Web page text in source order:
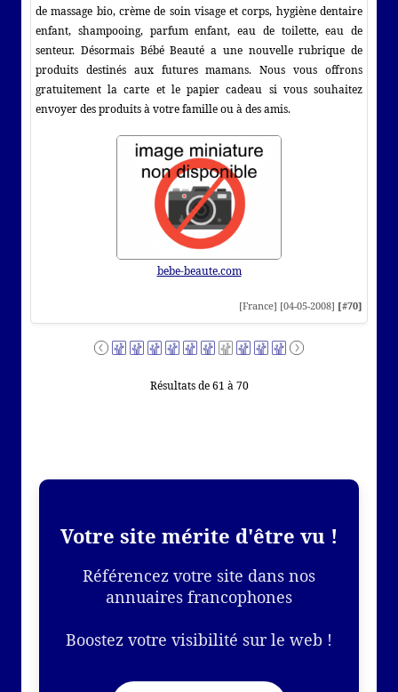
de massage bio, crème de soin visage et corps, hygiène dentaire
enfant, shampooing, parfum enfant, eau de toilette, eau de
senteur. Désormais Bébé Beauté a une nouvelle rubrique de
produits destinés aux futures mamans. Nous vous offrons
gratuitement la carte et le papier cadeau si vous souhaitez
envoyer des produits à votre famille ou à des amis.
bebe-beaute.com
[France] [04-05-2008] [#70]
Résultats de 61 à 70
Votre site mérite d'être vu !
Référencez votre site dans nos
annuaires francophones
Boostez votre visibilité sur le web !